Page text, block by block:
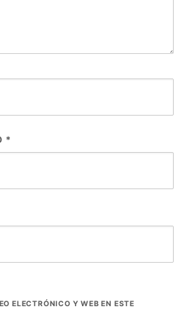
*
ELECTRÓNICO Y WEB EN ESTE